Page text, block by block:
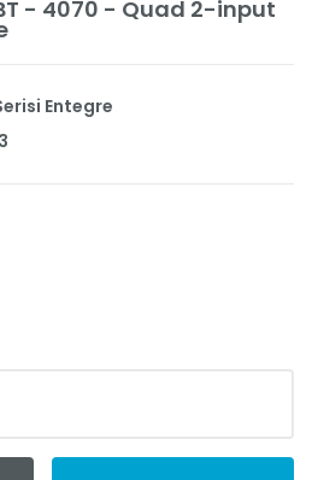
- 4070 - Quad 2-input
Entegre